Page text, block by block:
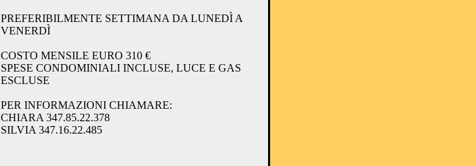
PREFERIBILMENTE SETTIMANA DA LUNEDÌ A
VENERDÌ
COSTO MENSILE EURO 310 €
SPESE CONDOMINIALI INCLUSE, LUCE E GAS
ESCLUSE
PER INFORMAZIONI CHIAMARE:
CHIARA 347.85.22.378
SILVIA 347.16.22.485